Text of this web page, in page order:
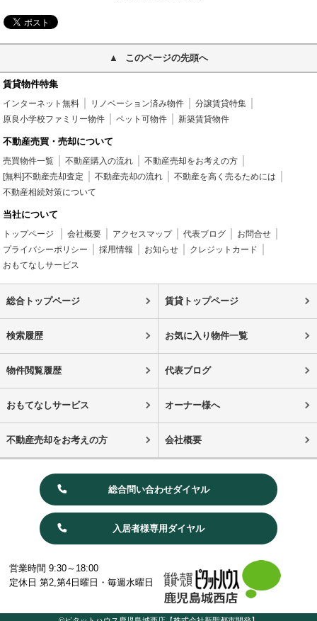
このページの先頭へ
賃貸物件特集
インターネット無料 リノベーション済み物件
分譲賃貸特集
原良小学校ファミリー物件
ペット可物件 新築賃貸物件
不動産売買・売却について
売買物件一覧 不動産購入の流れ
不動産売却をお考えの方
[無料]不動産売却査定
不動産売却の流れ
不動産を高く売るためには
不動産相続対策について
当社について
トップページ 会社概要 アクセスマップ 代表ブログ
お問合せ
プライバシーポリシー
採用情報 お知らせ
クレジットカード
おもてなしサービス
総合トップページ 賃貸トップページ
検索履歴 お気に入り物件一覧
物件閲覧履歴 代表ブログ
おもてなしサービス オーナー様へ
不動産売却をお考えの方 会社概要
総合問い合わせダイヤル
入居者様専用ダイヤル
営業時間 9:30～18:00
定休日 第2,第4日曜日・毎週水曜日